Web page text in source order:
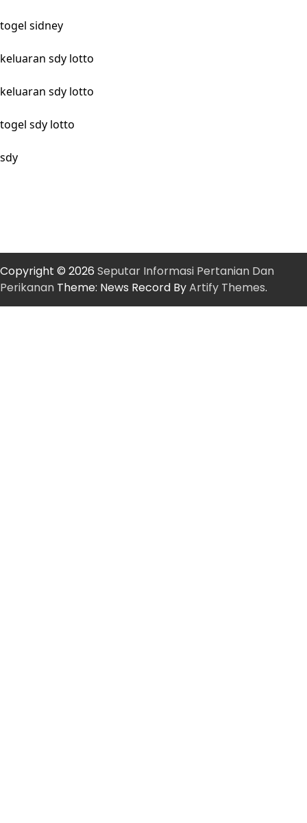
togel sidney
keluaran sdy lotto
keluaran sdy lotto
togel sdy lotto
sdy
Copyright © 2026 Seputar Informasi Pertanian Dan
Perikanan Theme: News Record ByArtify Themes.